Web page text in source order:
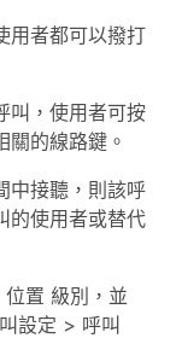
用者都可以撥打
叫，使用者可按
關的線路鍵。
中接聽，則該呼
的使用者或替代
位置 級別，並
設定 > 呼叫